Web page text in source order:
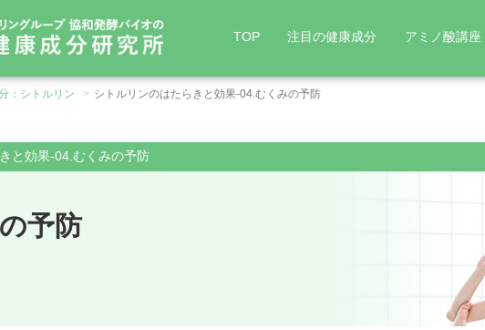
TOP 注目の健康成分
シトルリン
アミノ酸講座
らわかるアミノ酸 アミノ酸の効果
> メチオニン
> リジン
非必須アミノ酸
：シトルリン シトルリンのはたらきと効果-04.むくみの予防
と効果-04.むくみの予防
予防